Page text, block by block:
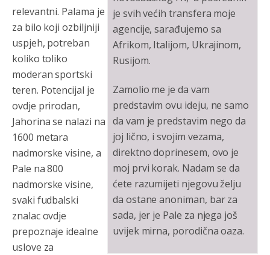
je svih većih transfera moje
agencije, sarađujemo sa
Afrikom, Italijom, Ukrajinom,
Rusijom.
Zamolio me je da vam
predstavim ovu ideju, ne samo
da vam je predstavim nego da
joj lično, i svojim vezama,
direktno doprinesem, ovo je
moj prvi korak. Nadam se da
ćete razumijeti njegovu želju
da ostane anoniman, bar za
sada, jer je Pale za njega još
uvijek mirna, porodična oaza.
relevantni. Palama je
za bilo koji ozbiljniji
uspjeh, potreban
koliko toliko
moderan sportski
teren. Potencijal je
ovdje prirodan,
Jahorina se nalazi na
1600 metara
nadmorske visine, a
Pale na 800
nadmorske visine,
svaki fudbalski
znalac ovdje
prepoznaje idealne
uslove za